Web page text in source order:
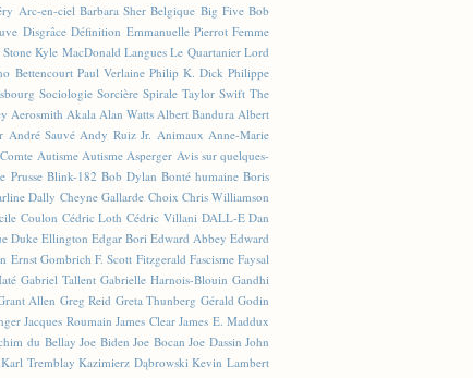
Arc-en-ciel Barbara Sher Belgique Big Five Bob
Disgrâce Définition Emmanuelle Pierrot Femme
Stone Kyle MacDonald Langues Le Quartanier Lord
Bettencourt Paul Verlaine Philip K. Dick Philippe
Sociologie Sorcière Spirale Taylor Swift The
Aerosmith Akala Alan Watts Albert Bandura Albert
André Sauvé Andy Ruiz Jr. Animaux Anne-Marie
Autisme Autisme Asperger Avis sur quelques-
Prusse Blink-182 Bob Dylan Bonté humaine Boris
Dally Cheyne Gallarde Choix Chris Williamson
Coulon Cédric Loth Cédric Villani DALL-E Dan
Duke Ellington Edgar Bori Edward Abbey Edward
Ernst Gombrich F. Scott Fitzgerald Fascisme Faysal
Gabriel Tallent Gabrielle Harnois-Blouin Gandhi
Allen Greg Reid Greta Thunberg Gérald Godin
Jacques Roumain James Clear James E. Maddux
du Bellay Joe Biden Joe Bocan Joe Dassin John
Karl Tremblay Kazimierz Dąbrowski Kevin Lambert